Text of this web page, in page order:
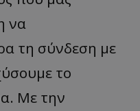
να
τη σύνδεση με
το
Με την